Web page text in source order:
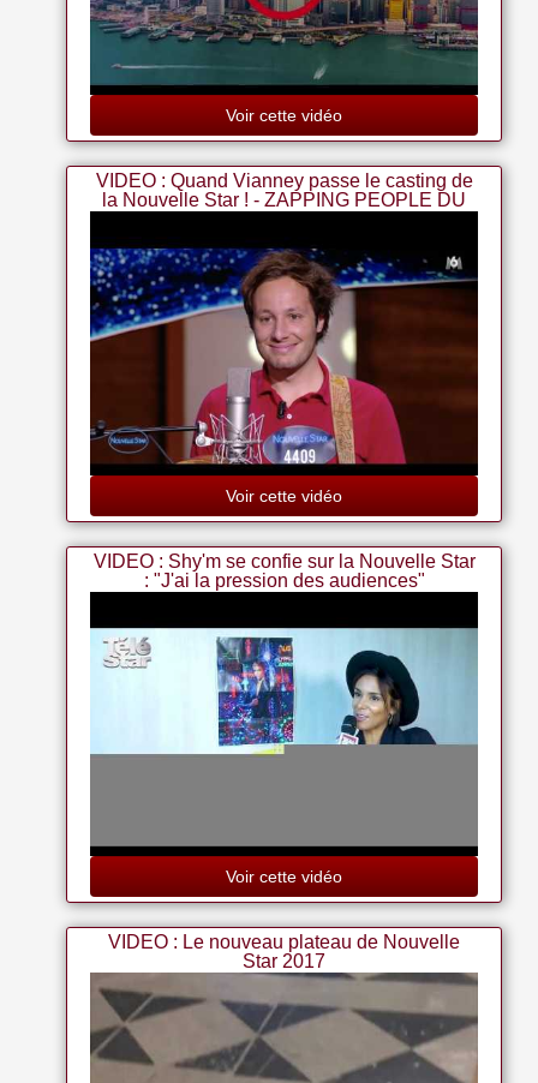
Voir cette vidéo
VIDEO : Quand Vianney passe le casting de
la Nouvelle Star ! - ZAPPING PEOPLE DU
Voir cette vidéo
VIDEO : Shy'm se confie sur la Nouvelle Star
: "J'ai la pression des audiences"
Voir cette vidéo
VIDEO : Le nouveau plateau de Nouvelle
Star 2017